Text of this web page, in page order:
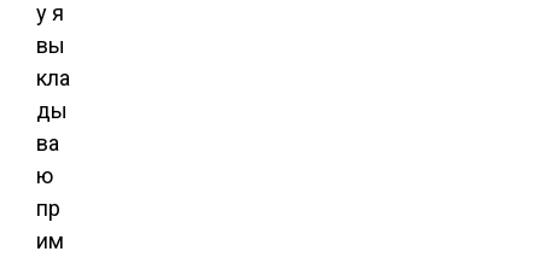
у я
вы
кла
ды
ва
ю
пр
им